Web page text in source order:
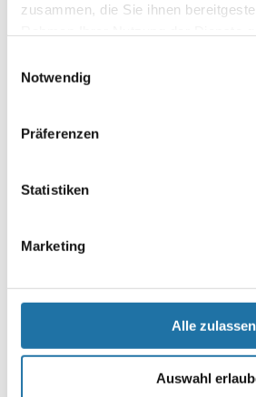
zusammen, die Sie ihnen
Notwendig
Präferenzen
Statistiken
Marketing
Alle zulassen
Auswahl
Name